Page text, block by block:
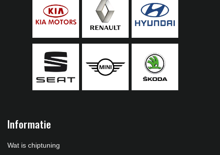
Informatie
Wat is chiptuning